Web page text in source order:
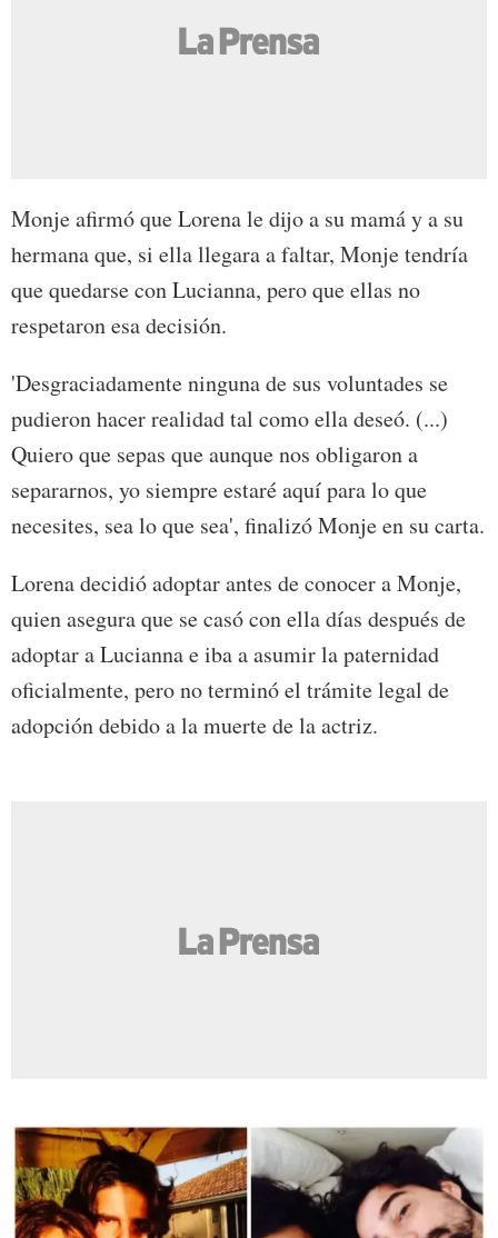
Monje afirmó que Lorena le dijo a su mamá y a su
hermana que, si ella llegara a faltar, Monje tendría
que quedarse con Lucianna, pero que ellas no
respetaron esa decisión.
'Desgraciadamente ninguna de sus voluntades se
pudieron hacer realidad tal como ella deseó. (...)
Quiero que sepas que aunque nos obligaron a
separarnos, yo siempre estaré aquí para lo que
necesites, sea lo que sea', finalizó Monje en su carta.
Lorena decidió adoptar antes de conocer a Monje,
quien asegura que se casó con ella días después de
adoptar a Lucianna e iba a asumir la paternidad
oficialmente, pero no terminó el trámite legal de
adopción debido a la muerte de la actriz.